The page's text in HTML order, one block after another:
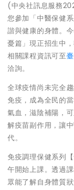
(中央社訊息服務
您參加「中醫保健
諧與健康的身體。
憂篇」現正招生中
相關課程資訊可至
洽詢。
全球疫情尚未完全
免疫，成為全民的
氣血，滋陰補陽，
解疫苗副作用，讓
代。
免疫調理保健系列
午開始上課。透過
眾能了解自身體質